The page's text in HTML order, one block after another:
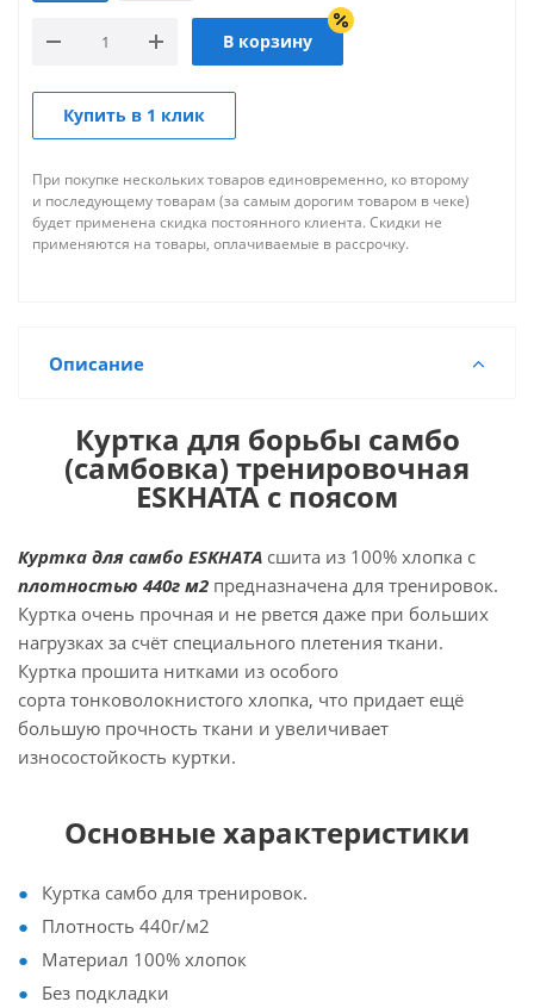
В корзину
Купить в 1 клик
При покупке нескольких товаров единовременно, ко второму
и последующему товарам (за самым дорогим товаром в чеке)
будет применена скидка постоянного клиента. Скидки не
применяются на товары, оплачиваемые в рассрочку.
Описание
Куртка для борьбы самбо
(самбовка) тренировочная
ESKHATA с поясом
Куртка для самбо ESKHATA сшита из 100% хлопка с
плотностью 440г м2 предназначена для тренировок.
Куртка очень прочная и не рвется даже при больших
нагрузках за счёт специального плетения ткани.
Куртка прошита нитками из особого
сорта тонковолокнистого хлопка, что придает ещё
большую прочность ткани и увеличивает
износостойкость куртки.
Основные характеристики
Куртка самбо для тренировок.
Плотность 440г/м2
Материал 100% хлопок
Без подкладки